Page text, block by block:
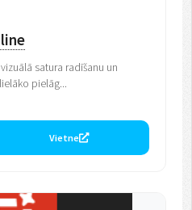
satura radīšanu un
pielāg...
Vietne